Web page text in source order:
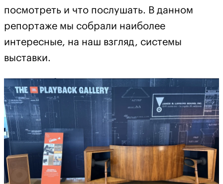
посмотреть и что послушать. В данном
репортаже мы собрали наиболее
интересные, на наш взгляд, системы
выставки.